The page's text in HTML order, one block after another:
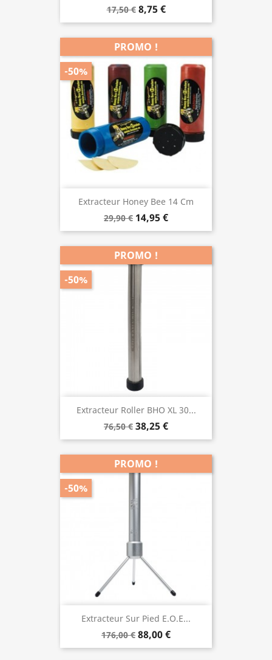
17,50 € 8,75 €
Extracteur Honey Bee 14 Cm
29,90 € 14,95 €
PROMO !
-50%
Extracteur Roller BHO XL 30...
76,50 € 38,25 €
PROMO !
-50%
Extracteur Sur Pied E.O.E...
176,00 € 88,00 €
PROMO !
-50%